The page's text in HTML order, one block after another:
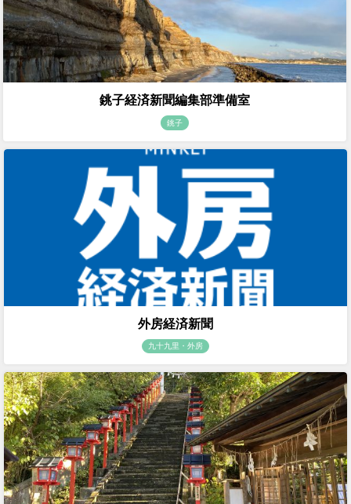
銚子経済新聞編集部準備室
銚子
外房経済新聞
九十九里・外房